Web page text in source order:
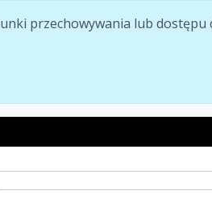
przechowywania lub dostępu